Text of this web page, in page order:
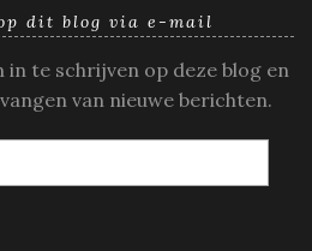
dit blog via e-mail
in te schrijven op deze blog en
van nieuwe berichten.